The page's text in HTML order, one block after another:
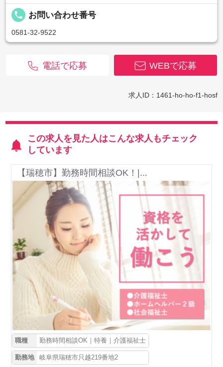
local_phone お問い合わせ番号
0581-32-9522
WEBで応募
電話で応募
求人ID：1461-ho-ho-f1-hosf
この求人を見た人はこんな求人もチェック
しています
【瑞穂市】勤務時間相談OK！|...
職種 勤務時間相談OK｜特養｜介護福祉士
勤務地 岐阜県瑞穂市只越219番地2